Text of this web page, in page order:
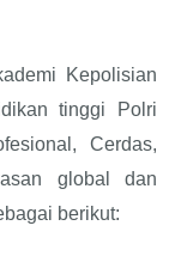
Kepolisian
tinggi Polri
Cerdas,
global dan
berikut: